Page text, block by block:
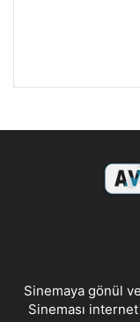
Sinemaya gönül
Sineması